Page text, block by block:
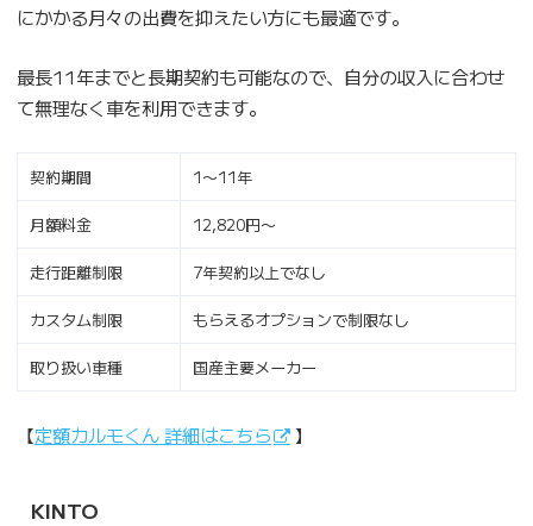
にかかる月々の出費を抑えたい方にも最適です。
最長11年までと長期契約も可能なので、自分の収入に合わせ
て無理なく車を利用できます。
契約期間 1〜11年
月額料金 12,820円〜
走行距離制限 7年契約以上でなし
カスタム制限 もらえるオプションで制限なし
取り扱い車種 国産主要メーカー
【定額カルモくん 詳細はこちら 】
KINTO